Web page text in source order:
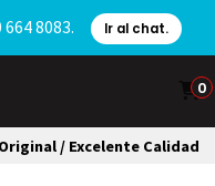
8083. Ir al chat.
0
/ Excelente Calidad